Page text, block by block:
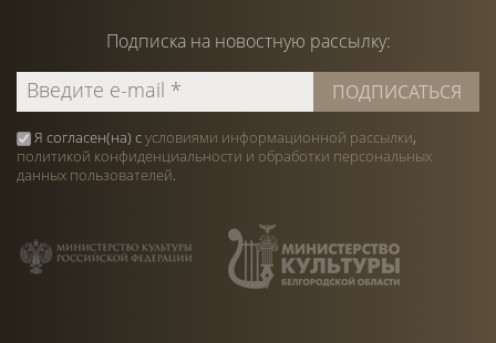
Подписка на новостную рассылку:
Я согласен(на) сусловиями информационной рассылки,
политикой конфиденциальности и обработки персональных
данных пользователей.